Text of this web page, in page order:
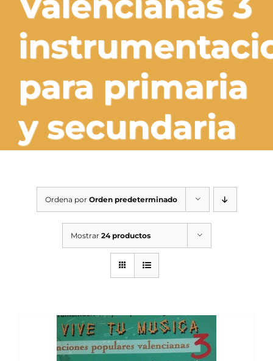
SERVICIOS TALLER
OCASIÓN
SERVICIOS TALLER
OCASIÓN
para primaria
y secundaria
Ordena por Orden predeterminado
Mostrar 24 productos